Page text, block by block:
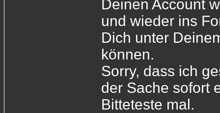
Deinen Account
und wieder ins
Dich unter
können.
Sorry, dass ich
der Sache sofort
Bitteteste mal.